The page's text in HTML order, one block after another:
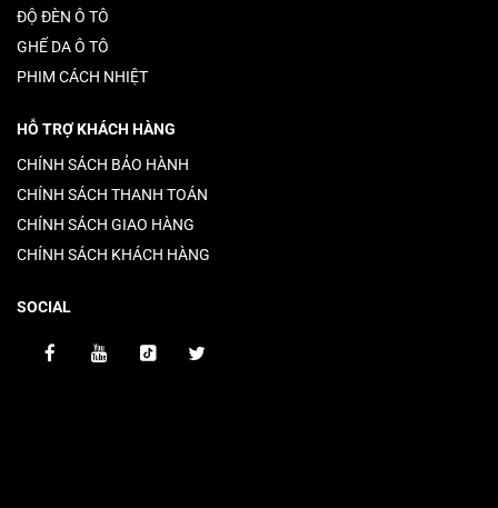
ĐỘ ĐÈN Ô TÔ
GHẾ DA Ô TÔ
PHIM CÁCH NHIỆT
HỖ TRỢ KHÁCH HÀNG
CHÍNH SÁCH BẢO HÀNH
CHÍNH SÁCH THANH TOÁN
CHÍNH SÁCH GIAO HÀNG
CHÍNH SÁCH KHÁCH HÀNG
SOCIAL